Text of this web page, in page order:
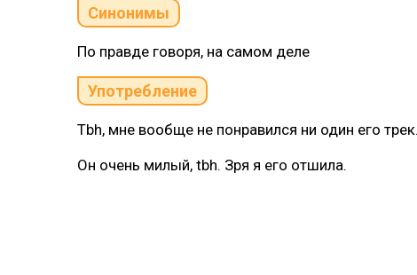
Синонимы
По правде говоря, на самом деле
Употребление
Tbh, мне вообще не понравился ни один его
Он очень милый, tbh. Зря я его отшила.